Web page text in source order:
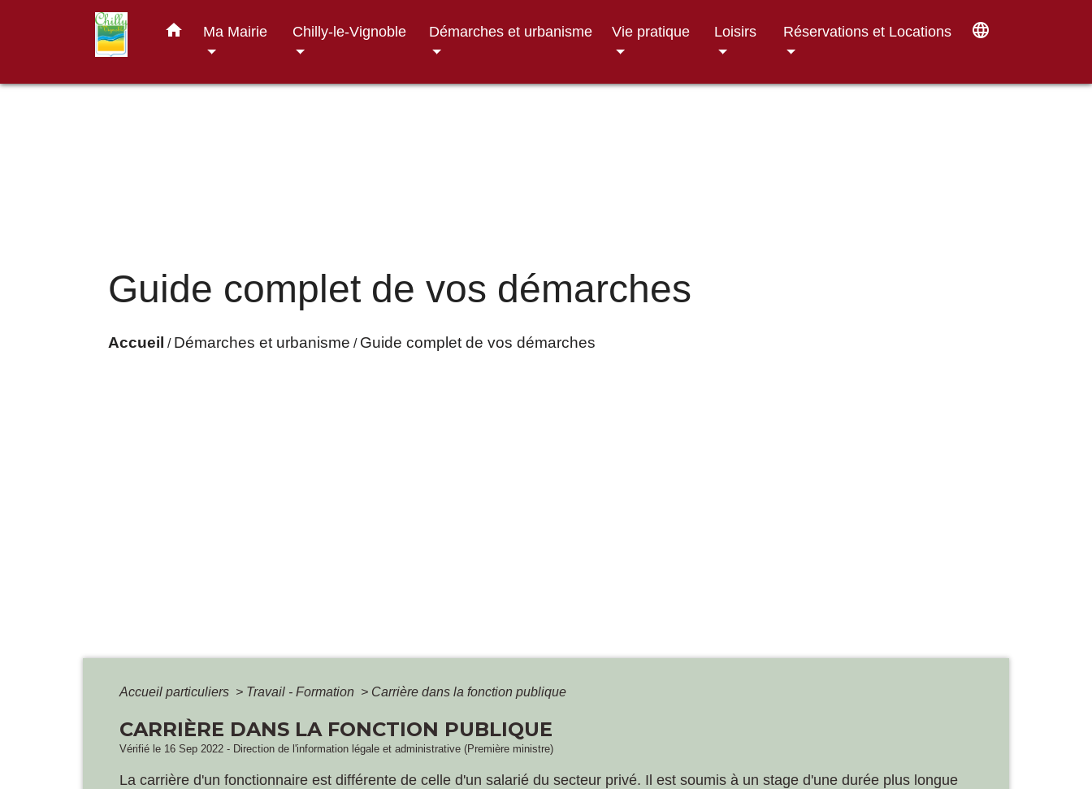
home Ma Mairie Chilly-le-Vignoble Démarches et urbanisme Vie pratique Loisirs Réservations et Locations language
Guide complet de vos démarches
Accueil / Démarches et urbanisme / Guide complet de vos démarches
Accueil particuliers > Travail - Formation > Carrière dans la fonction publique
CARRIÈRE DANS LA FONCTION PUBLIQUE
Vérifié le 16 Sep 2022 - Direction de l'information légale et administrative (Première ministre)
La carrière d'un fonctionnaire est différente de celle d'un salarié du secteur privé. Il est soumis à un stage d'une durée plus longue